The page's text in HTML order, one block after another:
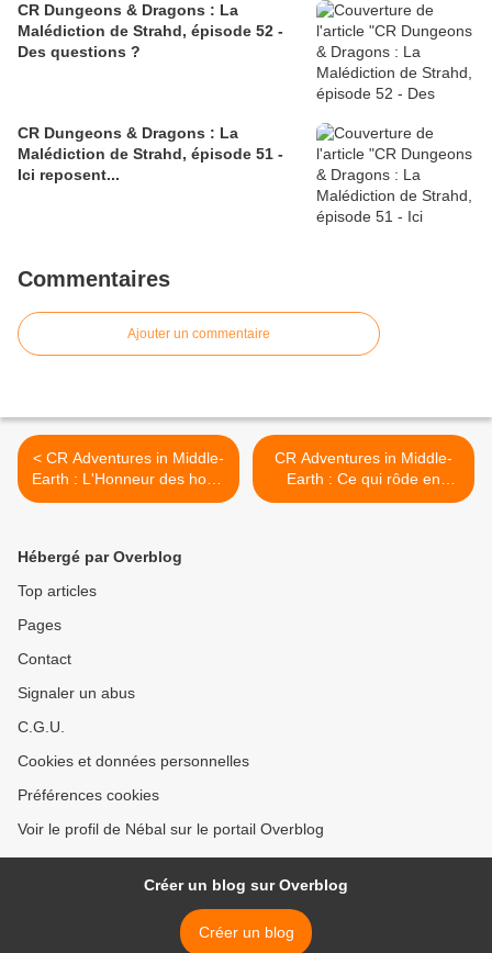
CR Dungeons & Dragons : La
Malédiction de Strahd, épisode 52 -
Des questions ?
CR Dungeons & Dragons : La
Malédiction de Strahd, épisode 51 -
Ici reposent...
Commentaires
Ajouter un commentaire
< CR Adventures in Middle-
Earth : L'Honneur des hors-
la-loi (2/2)
CR Adventures in Middle-
Earth : Ce qui rôde en
dessous (2/3) >
Hébergé par Overblog
Top articles
Pages
Contact
Signaler un abus
C.G.U.
Cookies et données personnelles
Préférences cookies
Voir le profil de Nébal sur le portail Overblog
Créer un blog sur Overblog
Créer un blog